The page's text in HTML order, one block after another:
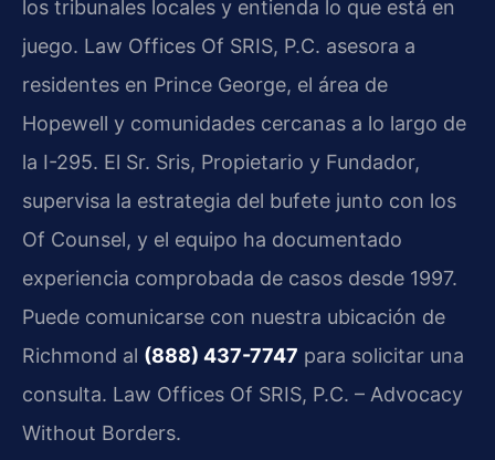
los tribunales locales y entienda lo que está en
juego. Law Offices Of SRIS, P.C. asesora a
residentes en Prince George, el área de
Hopewell y comunidades cercanas a lo largo de
la I-295. El Sr. Sris, Propietario y Fundador,
supervisa la estrategia del bufete junto con los
Of Counsel, y el equipo ha documentado
experiencia comprobada de casos desde 1997.
Puede comunicarse con nuestra ubicación de
Richmond al (888) 437-7747 para solicitar una
consulta. Law Offices Of SRIS, P.C. – Advocacy
Without Borders.